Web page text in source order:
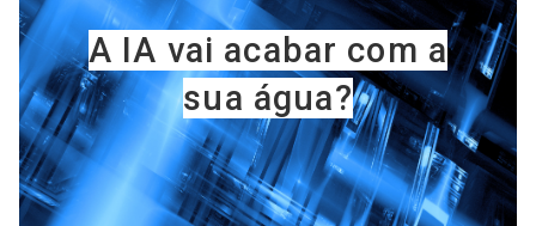
Apoie a Brasil de Direitos
A [BD] conta as histórias de quem defende
direitos humanos no Brasil. Para continuar,
esse trabalho precisa da sua doação!
VEJA COMO APOIAR!